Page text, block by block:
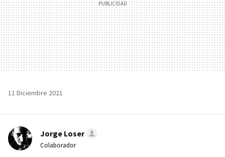
11 Diciembre 2021
Jorge Loser
Colaborador